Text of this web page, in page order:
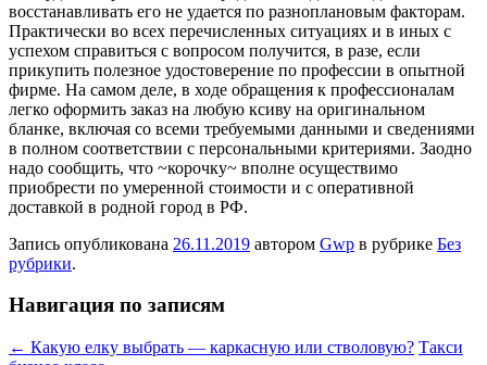
восстанавливать его не удается по разноплановым факторам.
Практически во всех перечисленных ситуациях и в иных с
успехом справиться с вопросом получится, в разе, если
прикупить полезное удостоверение по профессии в опытной
фирме. На самом деле, в ходе обращения к профессионалам
легко оформить заказ на любую ксиву на оригинальном
бланке, включая со всеми требуемыми данными и сведениями
в полном соответствии с персональными критериями. Заодно
надо сообщить, что ~корочку~ вполне осуществимо
приобрести по умеренной стоимости и с оперативной
доставкой в родной город в РФ.
Запись опубликована 26.11.2019 автором Gwp в рубрике Без
рубрики.
Навигация по записям
← Какую елку выбрать — каркасную или стволовую? Такси